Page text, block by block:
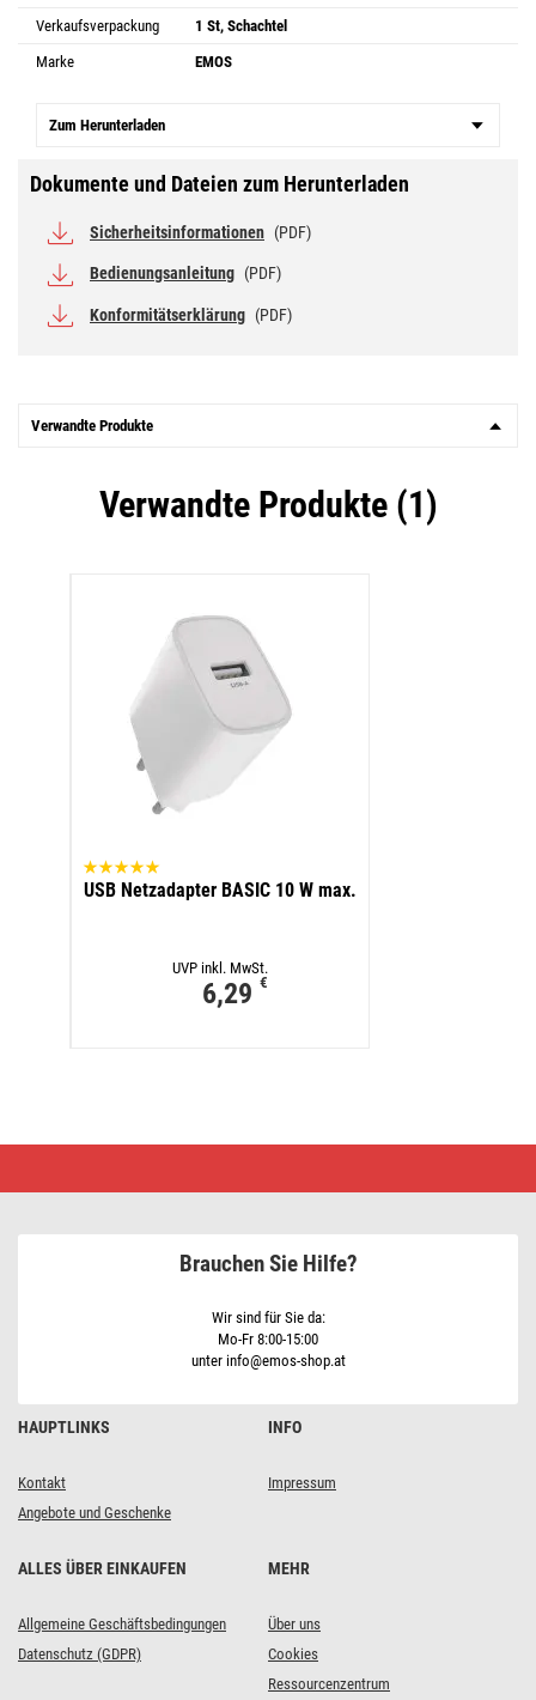
Verkaufsverpackung
1 St, Schachtel
Marke
EMOS
Zum Herunterladen
Dokumente und Dateien zum Herunterladen
Sicherheitsinformationen (PDF)
Bedienungsanleitung (PDF)
Konformitätserklärung (PDF)
Verwandte Produkte
Verwandte Produkte (1)
USB Netzadapter BASIC 10 W max.
UVP inkl. MwSt.
6,29 €
LED-
HAUPTLINKS
Kontakt
Angebote und Geschenke
INFO
Impressum
ALLES ÜBER EINKAUFEN
Allgemeine Geschäftsbedingungen
Datenschutz (GDPR)
MEHR
Über uns
Cookies
Ressourcenzentrum
Brauchen Sie Hilfe?
Wir sind für Sie da:
Mo-Fr 8:00-15:00
unter info@emos-shop.at